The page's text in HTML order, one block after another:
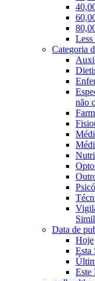
Less
Categoria
não
Data de
Hoje
Esta
Este